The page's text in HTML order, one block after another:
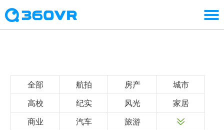
全部 航拍 房产 城市
高校 纪实 风光 家居
商业 汽车 旅游